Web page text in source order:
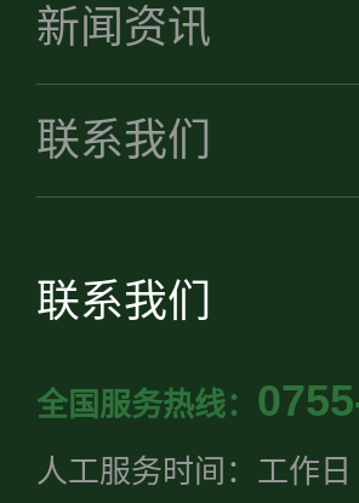
新闻资讯
联系我们
联系我们
全国服务热线：
人工服务时间：工作